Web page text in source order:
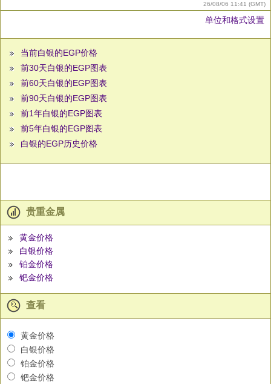
26/08/06 11:41 (GMT)
单位和格式设置
当前白银的EGP价格
前30天白银的EGP图表
前60天白银的EGP图表
前90天白银的EGP图表
前1年白银的EGP图表
前5年白银的EGP图表
白银的EGP历史价格
贵重金属
黄金价格
白银价格
铂金价格
钯金价格
查看
黄金价格
白银价格
铂金价格
钯金价格